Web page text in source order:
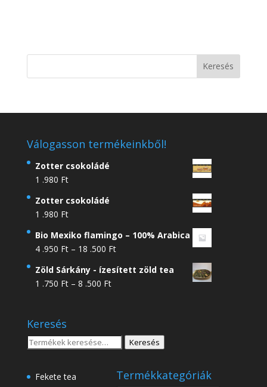
Válogasson termékeinkből!
Zotter csokoládé
1 .980 Ft
Zotter csokoládé
1 .980 Ft
Bio Mexiko flamingo – 100% Arabica
4 .950 Ft – 18 .500 FtÁrtartomány:
.950 Ft
Zöld Sárkány - ízesített zöld tea
1 .750 Ft – 8 .500 FtÁrtartomány:
8
.500 Ft
Keresés
Keresés
Keresés
Fekete tea
Termékkategóriák